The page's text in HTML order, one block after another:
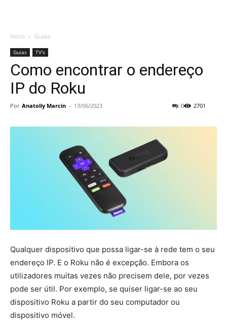
Início Guias
Guias TV's
Como encontrar o endereço
IP do Roku
Por Anatoliy Marcin - 13/06/2023 2701
0
Qualquer dispositivo que possa ligar-se à rede tem o seu
endereço IP. E o Roku não é excepção. Embora os
utilizadores muitas vezes não precisem dele, por vezes
pode ser útil. Por exemplo, se quiser ligar-se ao seu
dispositivo Roku a partir do seu computador ou
dispositivo móvel.